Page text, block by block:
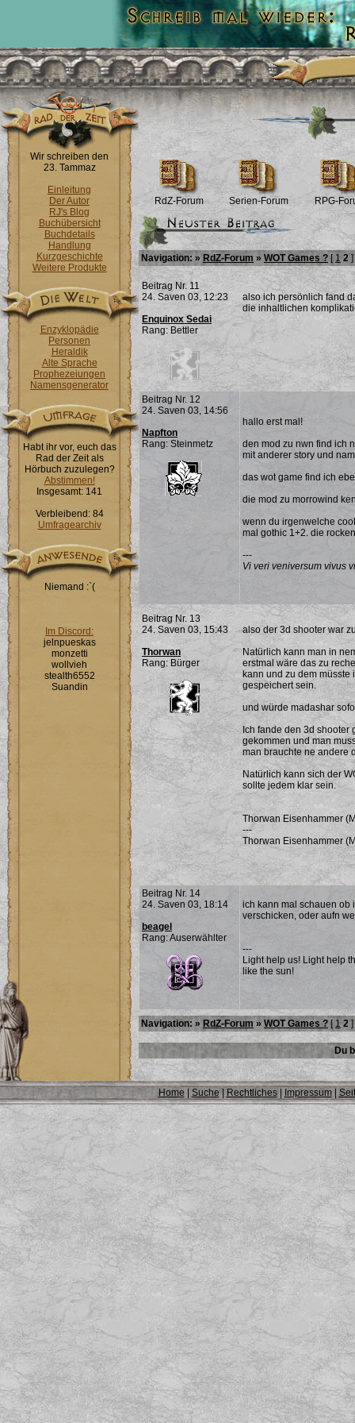
Wir schreiben den
23. Tammaz
Einleitung
Der Autor
RJ's Blog
Buchübersicht
Buchdetails
Handlung
Kurzgeschichte
Weitere Produkte
Enzyklopädie
Personen
Heraldik
Alte Sprache
Prophezeiungen
Namensgenerator
Habt ihr vor, euch das
Rad der Zeit als
Hörbuch zuzulegen?
Abstimmen!
Insgesamt: 141
Verbleibend: 84
Umfragearchiv
Niemand :`(
Im Discord:
jelnpueskas
monzetti
wollvieh
stealth6552
Suandin
RdZ-Forum Serien-Forum RPG-
Navigation: » RdZ-Forum » WOT Games ? [ 1 2 ]
Beitrag Nr. 11
24. Saven 03, 12:23
Enquinox Sedai
Rang: Bettler
also ich persönlich fand
die inhaltlichen
Beitrag Nr. 12
24. Saven 03, 14:56
Napfton
Rang: Steinmetz
hallo erst mal!
den mod zu nwn find ich
mit anderer story und
das wot game find ich
die mod zu morrowind
wenn du irgenwelche
mal gothic 1+2. die
---
Vi veri veniversum vivus
Beitrag Nr. 13
24. Saven 03, 15:43
Thorwan
Rang: Bürger
also der 3d shooter war
Natürlich kann man in
erstmal wäre das zu
kann und zu dem
gespeichert sein.
und würde madashar
Ich fande den 3d
gekommen und man
man brauchte ne andere
Natürlich kann sich der
sollte jedem klar sein.
Thorwan Eisenhammer
---
Thorwan Eisenhammer
Beitrag Nr. 14
24. Saven 03, 18:14
beagel
Rang: Auserwählter
ich kann mal schauen ob
verschicken, oder aufn
---
Light help us! Light help
like the sun!
Navigation: » RdZ-Forum » WOT Games ? [ 1 2 ]
Du
Home| Suche | Rechtliches| Impressum|